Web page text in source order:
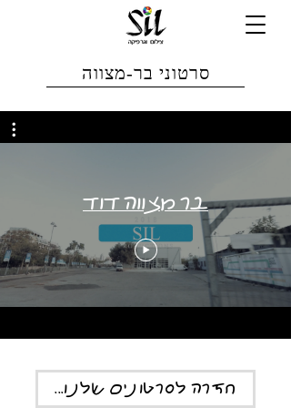
בר מצווה דוד
חזרה לסרטונים שלנו...
סרטוני בר-מצווה